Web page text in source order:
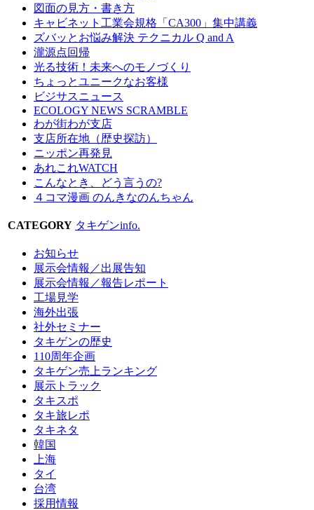
図面の見方・書き方
キャビネット工業会規格「CA300」集中講義
ズバッとお悩み解決 テクニカル Q and A
瀧源点回帰
光る技術！未来へのモノづくり
ちょっとユニークなお客様
ビジサスニュース
ECOLOGY NEWS SCRAMBLE
わが街わが支店
支店所在地（歴史探訪）
ニッポン再発見
あれこれWATCH
こんなとき、どう言うの?
４コマ漫画 のんきなのんちゃん
CATEGORY タキゲンinfo.
お知らせ
展示会情報／出展告知
展示会情報／報告レポート
工場見学
海外出張
社外セミナー
タキゲンの歴史
110周年企画
タキゲン売上ランキング
展示トラック
タキスポ
タキ旅レポ
タキネタ
韓国
上海
タイ
台湾
採用情報